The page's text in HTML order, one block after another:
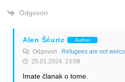
Odgovori
Alen Šćuric Author
Odgovori
Refugees are not
25.01.2024. 23:08
Imate članak o tome.